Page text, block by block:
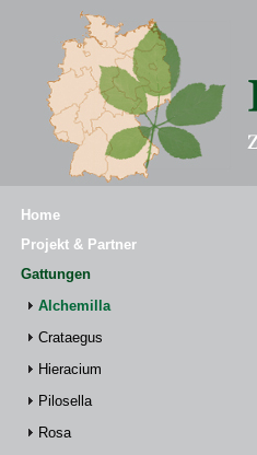
Home
Projekt & Partner
Gattungen
Alchemilla
Crataegus
Hieracium
Pilosella
Rosa